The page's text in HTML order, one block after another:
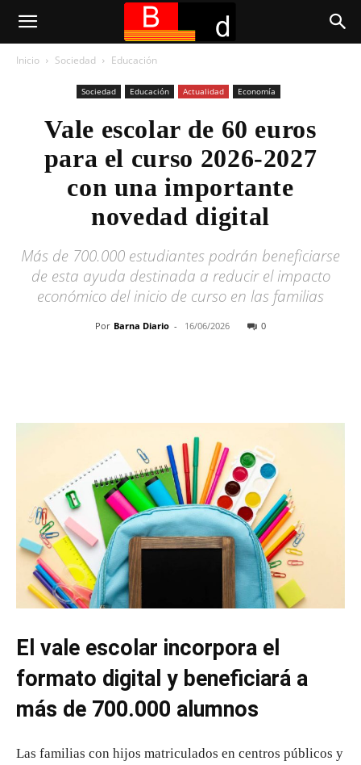
Inicio Sociedad Educación
Sociedad Educación Actualidad Economía
Vale escolar de 60 euros
para el curso 2026-2027
con una importante
novedad digital
Más de 700.000 estudiantes podrán beneficiarse
de esta ayuda destinada a reducir el impacto
económico del inicio de curso en las familias
Por Barna Diario - 16/06/2026 0
El vale escolar incorpora el
formato digital y beneficiará a
más de 700.000 alumnos
Las familias con hijos matriculados en centros públicos y